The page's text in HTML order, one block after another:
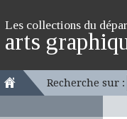
Les collections du
arts
Recherche sur :